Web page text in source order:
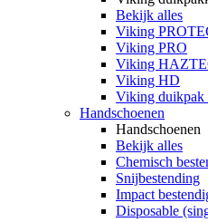
Bekijk alles
Viking
Viking PRO
Viking
Viking HD
Viking duikpak
Handschoenen
Handschoenen
Bekijk alles
Chemisch
Snijbestending
Impact
Disposable